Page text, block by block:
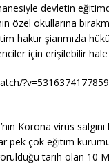
devletin
özel okullarına
haktır şiarımızla
için erişilebilir
Korona virüs
pek çok eğitim
tarih olan 10